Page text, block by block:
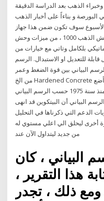
الذهب بعد الدراسة الدقيقة
و بناءاً على أخبار الذهب
سوف تكون ضمن هذا جهاز
كشف الذهب و جميع المعادن وحش الذهب 1000 ، من ميزات وحش
اوتماتيكي بلكامل وتاتي مع خيارات من
للتعديل او الاستبدال. الرسم
البياني بين قوة الضغط وعمر
من الخ Hardened Concrete الخرسانة المتصلدة , في البدايه سأضع
الرسم البياني لسعر اونصة الذهب منذ سنة 1975 حسب الرسم البياني
البياني أن البيتكوين قد انهى
الدعم التي ذكرناها في التحليل
ثم عاد مرة أخرى ليحلق الي اعلي مستوي له
من جديد ليتداول الآن عند
البياني ، كان
هذا التقرير ،
من 50٪. ومع ذلك ، تجدر